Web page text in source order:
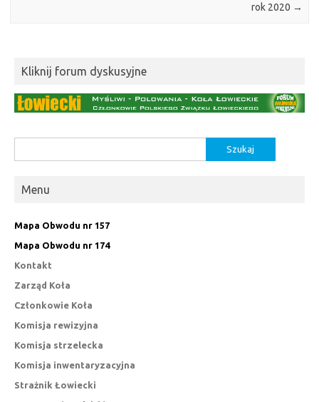
rok 2020 →
Kliknij forum dyskusyjne
Menu
Mapa Obwodu nr 157
Mapa Obwodu nr 174
Kontakt
Zarząd Koła
Członkowie Koła
Komisja rewizyjna
Komisja strzelecka
Komisja inwentaryzacyjna
Strażnik Łowiecki